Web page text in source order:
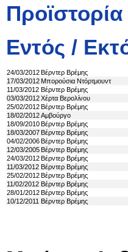
Προϊστορία
Εντός /
24/03/2012 Βέρντερ Βρέμης
17/03/2012 Μπορούσια Ντόρτμουντ
11/03/2012 Βέρντερ Βρέμης
03/03/2012Χέρτα Βερολίνου
25/02/2012 Βέρντερ Βρέμης
18/02/2012Αμβούργο
18/09/2010 Βέρντερ Βρέμης
18/03/2007 Βέρντερ Βρέμης
04/02/2006 Βέρντερ Βρέμης
12/03/2005 Βέρντερ Βρέμης
24/03/2012 Βέρντερ Βρέμης
11/03/2012 Βέρντερ Βρέμης
25/02/2012 Βέρντερ Βρέμης
11/02/2012 Βέρντερ Βρέμης
28/01/2012 Βέρντερ Βρέμης
10/12/2011
Βέρντερ Βρέμης